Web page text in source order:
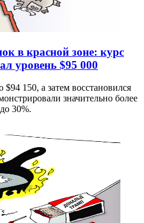
в красной зоне: курс
уровень $95 000
150, а затем восстановился
значительно более
30%.